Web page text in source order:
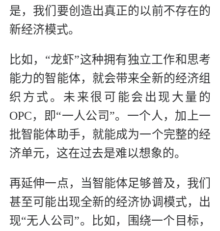
是，我们要创造出真正的以前不存在的
新经济模式。
比如，“龙虾”这种拥有独立工作和思考
能力的智能体，就会带来全新的经济组
织方式。未来很可能会出现大量的
OPC，即“一人公司”。一个人，加上一
批智能体助手，就能成为一个完整的经
济单元，这在过去是难以想象的。
再延伸一点，当智能体足够普及，我们
甚至可能出现全新的经济协调模式，出
现“无人公司”。比如，围绕一个目标，